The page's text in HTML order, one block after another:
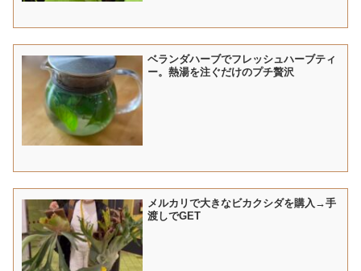
ベランダハーブでフレッシュハーブティ
ー。熱湯を注ぐだけのプチ贅沢
メルカリで大きなビカクシダを購入→手
渡しでGET